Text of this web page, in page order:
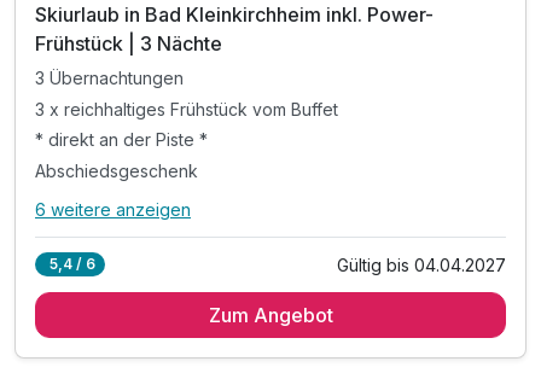
Skiurlaub in Bad Kleinkirchheim inkl. Power-
Frühstück | 3 Nächte
3 Übernachtungen
3 x reichhaltiges Frühstück vom Buffet
* direkt an der Piste *
Abschiedsgeschenk
Alle Inklusivleistungen
3 x reichhaltiges Frühstück vom Buffet
6 weitere anzeigen
5,4 / 6 Gültig bis 04.04.2027
Zum Angebot